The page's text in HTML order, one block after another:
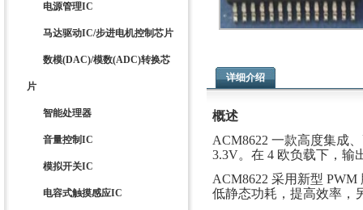
电源管理IC
马达驱动IC/步进电机控制芯片
数模(DAC)/模数(ADC)转换芯
片
智能处理器
音量控制IC
模拟开关IC
电容式触摸感应IC
详细介绍
概述
ACM8622 一款高度集成
3.3V。在 4 欧负载下，输
ACM8622 采用新型
低静态功耗，提高效率，